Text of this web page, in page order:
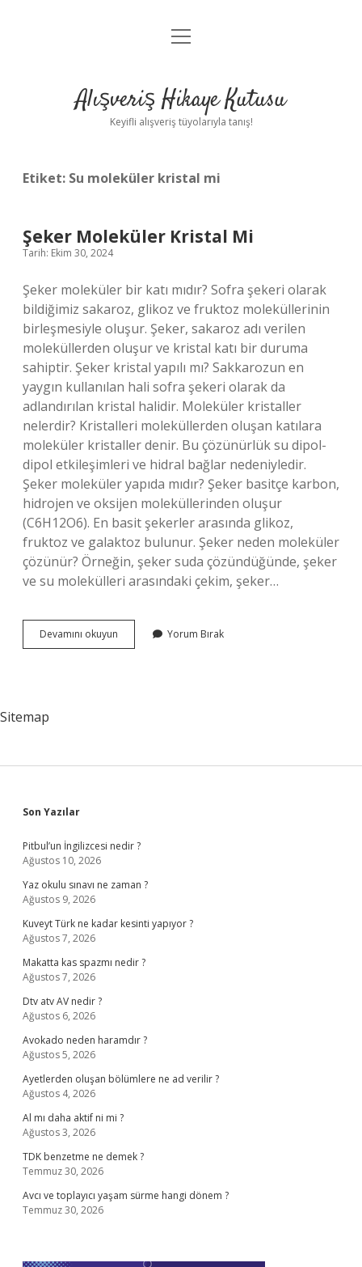
Anasayfa
Yasal Uyarı
menüyü
Alışveriş Hikaye Kutusu
Keyifli alışveriş tüyolarıyla tanış!
Etiket: Su moleküler kristal mi
Şeker Moleküler Kristal Mi
Tarih: Ekim 30, 2024
Şeker moleküler bir katı mıdır? Sofra şekeri olarak
bildiğimiz sakaroz, glikoz ve fruktoz moleküllerinin
birleşmesiyle oluşur. Şeker, sakaroz adı verilen
moleküllerden oluşur ve kristal katı bir duruma
sahiptir. Şeker kristal yapılı mı? Sakkarozun en
yaygın kullanılan hali sofra şekeri olarak da
adlandırılan kristal halidir. Moleküler kristaller
nelerdir? Kristalleri moleküllerden oluşan katılara
moleküler kristaller denir. Bu çözünürlük su dipol-
dipol etkileşimleri ve hidral bağlar nedeniyledir.
Şeker moleküler yapıda mıdır? Şeker basitçe karbon,
hidrojen ve oksijen moleküllerinden oluşur
(C6H12O6). En basit şekerler arasında glikoz,
fruktoz ve galaktoz bulunur. Şeker neden moleküler
çözünür? Örneğin, şeker suda çözündüğünde, şeker
ve su molekülleri arasındaki çekim, şeker…
Devamını okuyun
Moleküler
Yorum Bırak
Sitemap
Sidebar
Son Yazılar
Pitbul’un İngilizcesi nedir ?
Ağustos 10, 2026
Yaz okulu sınavı ne zaman ?
Ağustos 9, 2026
Kuveyt Türk ne kadar kesinti yapıyor ?
Ağustos 7, 2026
Makatta kas spazmı nedir ?
Ağustos 7, 2026
Dtv atv AV nedir ?
Ağustos 6, 2026
Avokado neden haramdır ?
Ağustos 5, 2026
Ayetlerden oluşan bölümlere ne ad verilir ?
Ağustos 4, 2026
Al mı daha aktif ni mi ?
Ağustos 3, 2026
TDK benzetme ne demek ?
Temmuz 30, 2026
Avcı ve toplayıcı yaşam sürme hangi dönem ?
Temmuz 30, 2026